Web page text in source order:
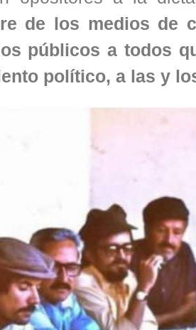
de los medios de
públicos a todos
político, a las y